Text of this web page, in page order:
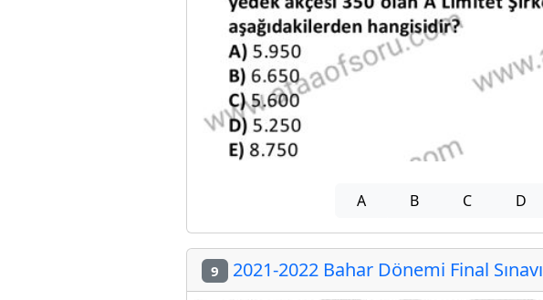
A B C D
9 2021-2022 Bahar Dönemi Final Sınavı